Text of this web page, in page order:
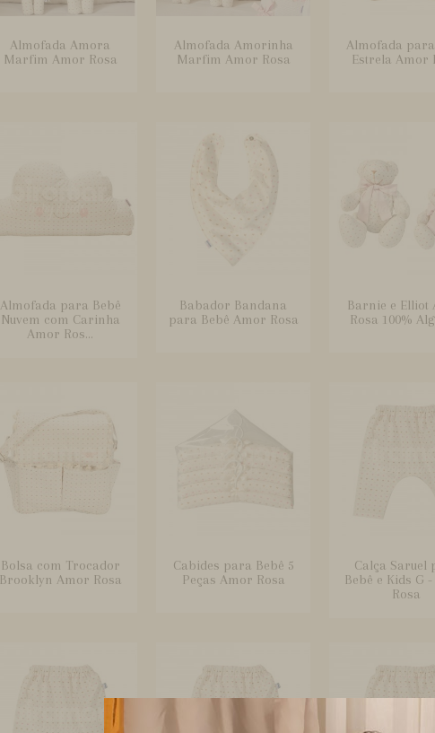
Almofada Amora
Marfim Amor Rosa
Almofada Amorinha
Marfim Amor Rosa
Almofada
Estrela Amor
Almofada para Bebê
Nuvem com Carinha
Amor Ros...
Babador Bandana
para Bebê Amor Rosa
Barnie e Elliot
Rosa 100%
Bolsa com Trocador
Brooklyn Amor Rosa
Cabides para Bebê 5
Peças Amor Rosa
Calça Saruel
Bebê e Kids G
Rosa